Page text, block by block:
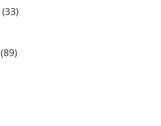
(33)
(89)